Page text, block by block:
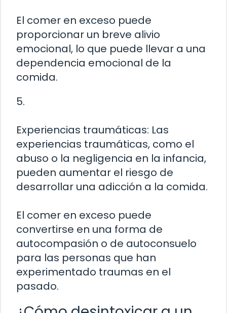
El comer en exceso puede
proporcionar un breve alivio
emocional, lo que puede llevar a una
dependencia emocional de la
comida.
5.
Experiencias traumáticas: Las
experiencias traumáticas, como el
abuso o la negligencia en la infancia,
pueden aumentar el riesgo de
desarrollar una adicción a la comida.
El comer en exceso puede
convertirse en una forma de
autocompasión o de autoconsuelo
para las personas que han
experimentado traumas en el
pasado.